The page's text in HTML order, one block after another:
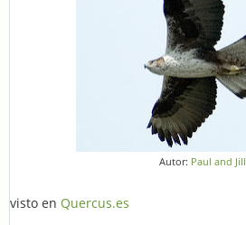
Autor: Paul and Jill
visto en Quercus.es